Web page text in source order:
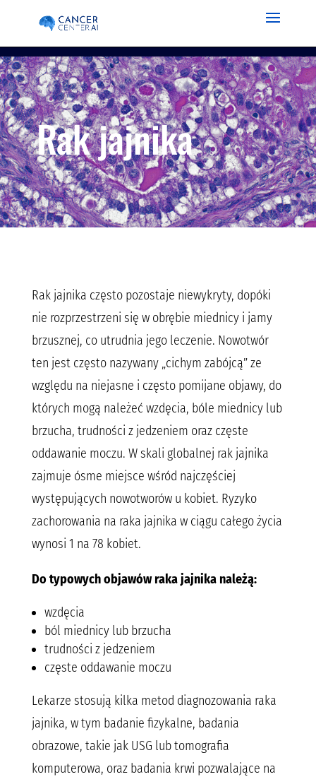
Rak jajnika
Rak jajnika często pozostaje niewykryty, dopóki
nie rozprzestrzeni się w obrębie miednicy i jamy
brzusznej, co utrudnia jego leczenie. Nowotwór
ten jest często nazywany „cichym zabójcą” ze
względu na niejasne i często pomijane objawy, do
których mogą należeć wzdęcia, bóle miednicy lub
brzucha, trudności z jedzeniem oraz częste
oddawanie moczu. W skali globalnej rak jajnika
zajmuje ósme miejsce wśród najczęściej
występujących nowotworów u kobiet. Ryzyko
zachorowania na raka jajnika w ciągu całego życia
wynosi 1 na 78 kobiet.
Do typowych objawów raka jajnika należą:
wzdęcia
ból miednicy lub brzucha
trudności z jedzeniem
częste oddawanie moczu
Lekarze stosują kilka metod diagnozowania raka
jajnika, w tym badanie fizykalne, badania
obrazowe, takie jak USG lub tomografia
komputerowa, oraz badania krwi pozwalające na